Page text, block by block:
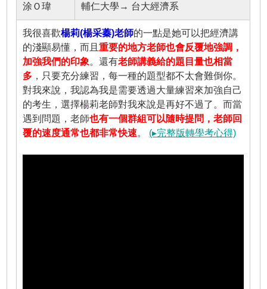
涂Ｏ瑋 輔仁大學→ 台大經濟系
我很喜歡楊莉(楊采蓁)老師的一點是她可以把經濟講
的淺顯易懂，而且重要的地方老師也會反覆地強調，
加強我們的印象。還有老師講義給的題目量也相當
多 ，只要充分練習，每一種的題型都不太會難倒你。
對我來說，我認為我是需要透過大量練習來加強自己
的考生，選擇楊莉老師對我來說是再好不過了。而當
遇到問題，老師也有一個群組可以隨時提問，老師回
覆的速度通常也都非常快速。 (▸完整版轉學考心得)